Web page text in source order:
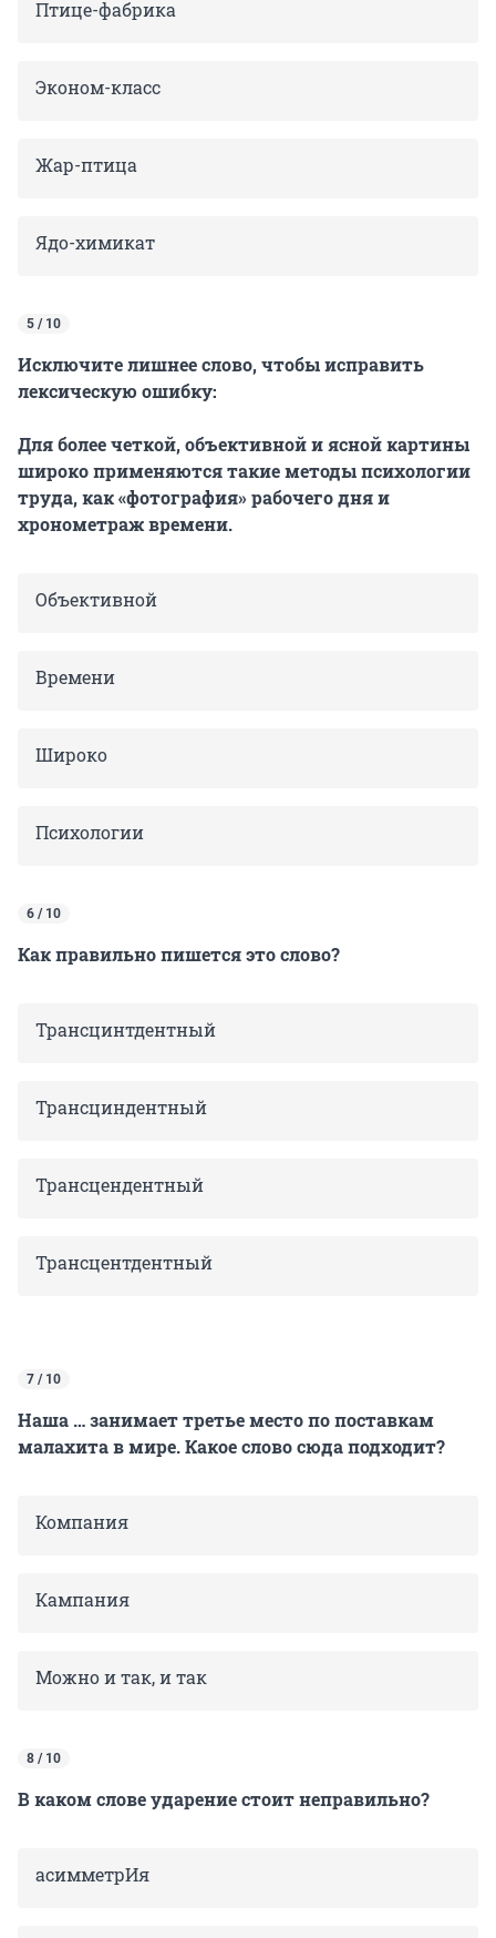
Птице-фабрика
Эконом-класс
Жар-птица
Ядо-химикат
5 / 10
Исключите лишнее слово, чтобы исправить
лексическую ошибку:
Для более четкой, объективной и ясной картины
широко применяются такие методы психологии
труда, как «фотография» рабочего дня и
хронометраж времени.
Объективной
Времени
Широко
Психологии
6 / 10
Как правильно пишется это слово?
Трансцинтдентный
Трансциндентный
Трансцендентный
Трансцентдентный
7 / 10
Наша … занимает третье место по поставкам
малахита в мире. Какое слово сюда подходит?
Компания
Кампания
Можно и так, и так
8 / 10
В каком слове ударение стоит неправильно?
асимметрИя